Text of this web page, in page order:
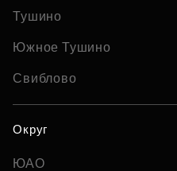
Тушино
Южное Тушино
Свиблово
Округ
ЮАО